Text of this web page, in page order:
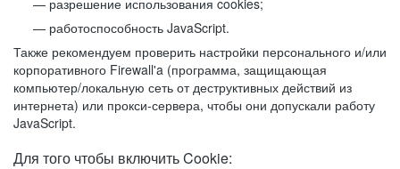
разрешение использования cookies;
работоспособность JavaScript.
Также рекомендуем проверить настройки персонального и/или
корпоративного Firewall'a (программа, защищающая
компьютер/локальную сеть от деструктивных действий из
интернета) или прокси-сервера, чтобы они допускали работу
JavaScript.
Для того чтобы включить Cookie: